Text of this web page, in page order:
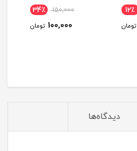
12٪
تومان
150,000 34٪
100,000 تومان
دیدگاه‌ها